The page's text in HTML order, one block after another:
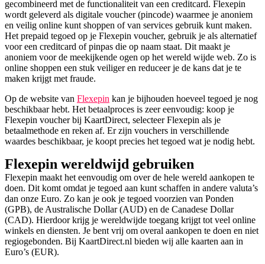
gecombineerd met de functionaliteit van een creditcard. Flexepin
wordt geleverd als digitale voucher (pincode) waarmee je anoniem
en veilig online kunt shoppen of van services gebruik kunt maken.
Het prepaid tegoed op je Flexepin voucher, gebruik je als alternatief
voor een creditcard of pinpas die op naam staat. Dit maakt je
anoniem voor de meekijkende ogen op het wereld wijde web. Zo is
online shoppen een stuk veiliger en reduceer je de kans dat je te
maken krijgt met fraude.
Op de website van Flexepin kan je bijhouden hoeveel tegoed je nog
beschikbaar hebt. Het betaalproces is zeer eenvoudig: koop je
Flexepin voucher bij KaartDirect, selecteer Flexepin als je
betaalmethode en reken af. Er zijn vouchers in verschillende
waardes beschikbaar, je koopt precies het tegoed wat je nodig hebt.
Flexepin wereldwijd gebruiken
Flexepin maakt het eenvoudig om over de hele wereld aankopen te
doen. Dit komt omdat je tegoed aan kunt schaffen in andere valuta’s
dan onze Euro. Zo kan je ook je tegoed voorzien van Ponden
(GPB), de Australische Dollar (AUD) en de Canadese Dollar
(CAD). Hierdoor krijg je wereldwijde toegang krijgt tot veel online
winkels en diensten. Je bent vrij om overal aankopen te doen en niet
regiogebonden. Bij KaartDirect.nl bieden wij alle kaarten aan in
Euro’s (EUR).